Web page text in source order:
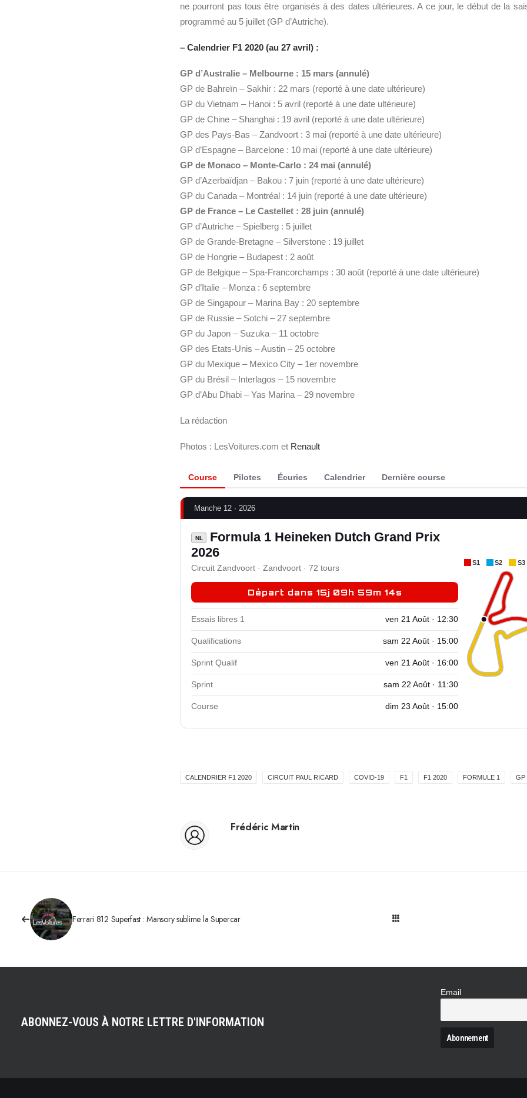
ne pourront pas tous être organisés à des dates ultérieures. A ce jour, le début de la
programmé au 5 juillet (GP d’Autriche).
– Calendrier F1 2020 (au 27 avril) :
GP d’Australie – Melbourne : 15 mars (annulé)
GP de Bahreïn – Sakhir : 22 mars (reporté à une date ultérieure)
GP du Vietnam – Hanoi : 5 avril (reporté à une date ultérieure)
GP de Chine – Shanghai : 19 avril (reporté à une date ultérieure)
GP des Pays-Bas – Zandvoort : 3 mai (reporté à une date ultérieure)
GP d’Espagne – Barcelone : 10 mai (reporté à une date ultérieure)
GP de Monaco – Monte-Carlo : 24 mai (annulé)
GP d’Azerbaïdjan – Bakou : 7 juin (reporté à une date ultérieure)
GP du Canada – Montréal : 14 juin (reporté à une date ultérieure)
GP de France – Le Castellet : 28 juin (annulé)
GP d’Autriche – Spielberg : 5 juillet
GP de Grande-Bretagne – Silverstone : 19 juillet
GP de Hongrie – Budapest : 2 août
GP de Belgique – Spa-Francorchamps : 30 août (reporté à une date ultérieure)
GP d’Italie – Monza : 6 septembre
GP de Singapour – Marina Bay : 20 septembre
GP de Russie – Sotchi – 27 septembre
GP du Japon – Suzuka – 11 octobre
GP des Etats-Unis – Austin – 25 octobre
GP du Mexique – Mexico City – 1er novembre
GP du Brésil – Interlagos – 15 novembre
GP d’Abu Dhabi – Yas Marina – 29 novembre
La rédaction
Photos : LesVoitures.com et Renault
Course Pilotes Écuries Calendrier Dernière course
Manche 12 · 2026
NL
Formula 1 Heineken Dutch Grand Prix
2026
Circuit Zandvoort · Zandvoort · 72 tours
Départ dans 15j 09h 59m 13s
Essais libres 1 ven 21 Août · 12:30
Qualifications sam 22 Août · 15:00
Sprint Qualif ven 21 Août · 16:00
Sprint sam 22 Août · 11:30
Course dim 23 Août · 15:00
S1 S2 S3
CALENDRIER F1 2020 CIRCUIT PAUL RICARD COVID-19 F1 F1 2020 FORMULE 1 GP
Frédéric Martin
Ferrari 812 Superfast : Mansory sublime la Supercar
ABONNEZ-VOUS À NOTRE LETTRE D'INFORMATION
Email